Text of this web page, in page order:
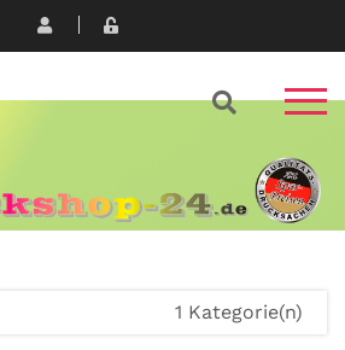
1 Kategorie(n)